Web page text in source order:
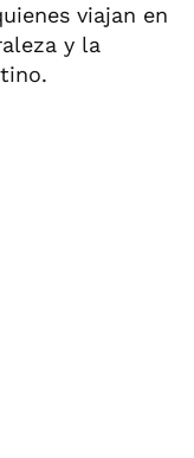
viajan en
y la